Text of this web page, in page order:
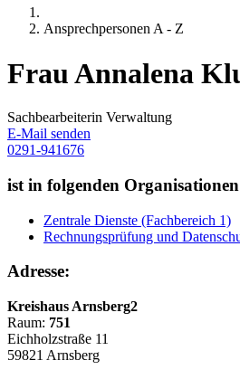
Ansprechpersonen A - Z
Frau Annalena
Sachbearbeiterin Verwaltung
E-Mail senden
0291-941676
ist in folgenden
Zentrale Dienste (Fachbereich 1)
Rechnungsprüfung und
Adresse:
Kreishaus Arnsberg2
Raum: 751
Eichholzstraße 11
59821 Arnsberg